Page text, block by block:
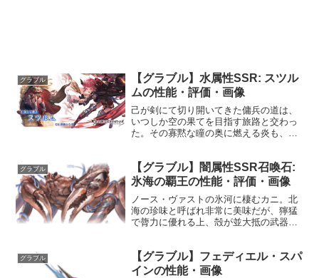
グラブル
【グラブル】水属性SSR: スツル
ムの性能・評価・画像
己が剣にて切り開いてきた傭兵の道は、
いつしか空の果てを目指す旅路と交わっ
た。その寡黙な瞳の奥に燃える炎も、少
味：鍛錬、瞑想好き：肉料理苦手：騒が
しい奴、気さくな奴声優...
グラブル
【グラブル】闇属性SSR召喚石:
氷海の覇王の性能・評価・画像
ノース・ヴァストの氷河に棲むカニ。北
海の珍味と呼ばれ非常に美味だが、獰猛
で膂力に優れる上、殻が並大抵の武器で
体が生まれると周囲から他の個体が一掃
されてしまうことがあると...
グラブル
【グラブル】フェディエル・スパ
インの性能・画像